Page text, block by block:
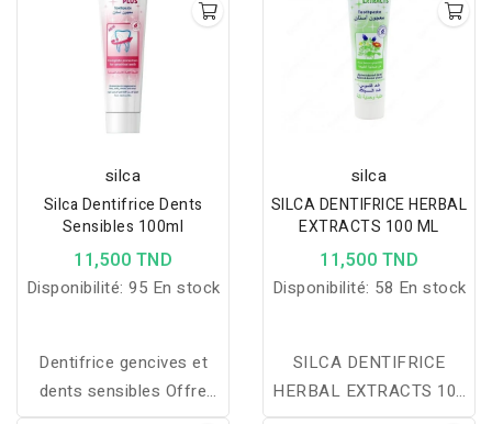
silca
Silca Dentifrice Dents
Sensibles 100ml
11,500 TND
Disponibilité: 95 En stock
Dentifrice gencives et
dents sensibles Offre
silca
SILCA DENTIFRICE HERBAL
EXTRACTS 100 ML
11,500 TND
Disponibilité: 58 En stock
SILCA DENTIFRICE
HERBAL EXTRACTS 100